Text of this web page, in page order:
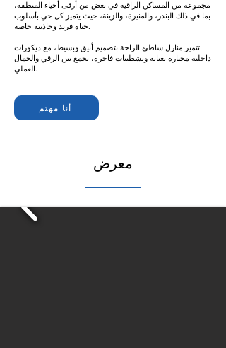
مجموعة من المساكن الراقية في بعض من أرقى أحياء المنطقة،
بما في ذلك البندر، والمنيرة، والزينة، حيث يتميز كل حي بأسلوب
حياة فريد وجاذبية خاصة.
تتميز منازل شاطئ الراحة بتصميم أنيق وبسيط، مع ديكورات
داخلية مختارة بعناية وتشطيبات فاخرة، تجمع بين الرقي والجمال
العملي.
أنا مهتم
معرض